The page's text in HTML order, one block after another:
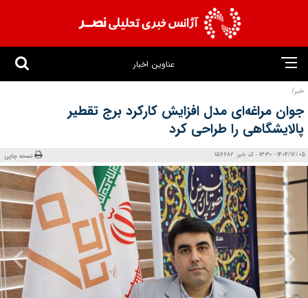
عناوین اخبار
خبر/
جوان مراغه‌ای مدل افزایش کارکرد برج تقطیر
پالایشگاهی را طراحی کرد
1404/12/05 - 13:30 - کد خبر: 156682 نسخه چاپی